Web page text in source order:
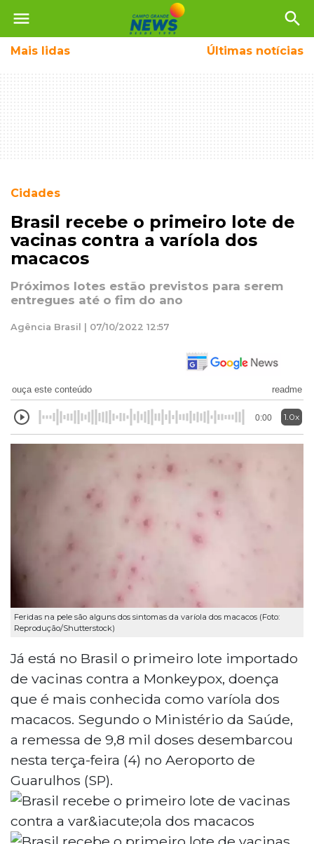
menu search
Mais lidas Últimas notícias
Cidades
Brasil recebe o primeiro lote de
vacinas contra a varíola dos
macacos
Próximos lotes estão previstos para serem
entregues até o fim do ano
Agência Brasil | 07/10/2022 12:57
ouça este conteúdo readme
0:00 1.0x
Feridas na pele são alguns dos sintomas da varíola dos macacos (Foto:
Reprodução/Shutterstock)
Já está no Brasil o primeiro lote importado
de vacinas contra a Monkeypox, doença
que é mais conhecida como varíola dos
macacos. Segundo o Ministério da Saúde,
a remessa de 9,8 mil doses desembarcou
nesta terça-feira (4) no Aeroporto de
Guarulhos (SP).